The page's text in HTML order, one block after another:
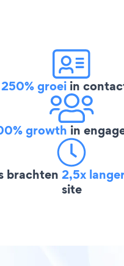
250% groei in
growth in
brachten 2,5x
site